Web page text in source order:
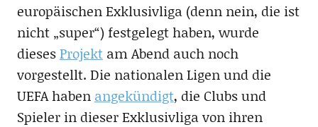
europäischen Exklusivliga (denn nein, die ist
nicht „super“) festgelegt haben, wurde
diesesProjektam Abend auch noch
vorgestellt. Die nationalen Ligen und die
UEFA haben angekündigt, die Clubs und
Spieler in dieser Exklusivliga von ihren